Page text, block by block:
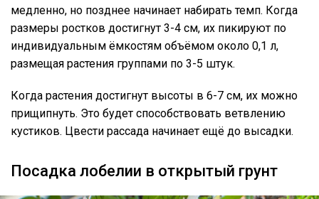
медленно, но позднее начинает набирать темп. Когда
размеры ростков достигнут 3-4 см, их пикируют по
индивидуальным ёмкостям объёмом около 0,1 л,
размещая растения группами по 3-5 штук.
Когда растения достигнут высоты в 6-7 см, их можно
прищипнуть. Это будет способствовать ветвлению
кустиков. Цвести рассада начинает ещё до высадки.
Посадка лобелии в открытый грунт